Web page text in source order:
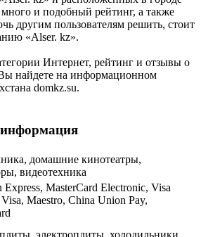
много и подобный рейтинг, а также
другим пользователям решить, стоит
«Alser. kz».
Интернет, рейтинг и отзывы о
найдете на информационном
domkz.su.
домашние кинотеатры,
видеотехника
Express, MasterCard Electronic, Visa
Maestro, China Union Pay,
электроплиты, холодильники,